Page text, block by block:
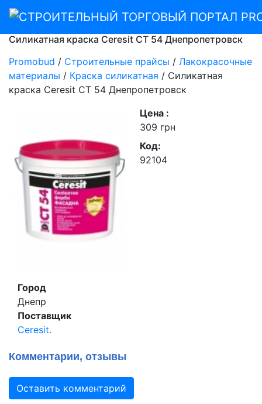
Силикатная краска Ceresit CT 54 Днепропетровск
Promobud / Строительные прайсы / Лакокрасочные
материалы / Краска силикатная / Силикатная
краска Ceresit CT 54 Днепропетровск
Цена :
309 грн
Код:
92104
Город
Днепр
Поставщик
Ceresit.
Комментарии, отзывы
Оставить комментарий